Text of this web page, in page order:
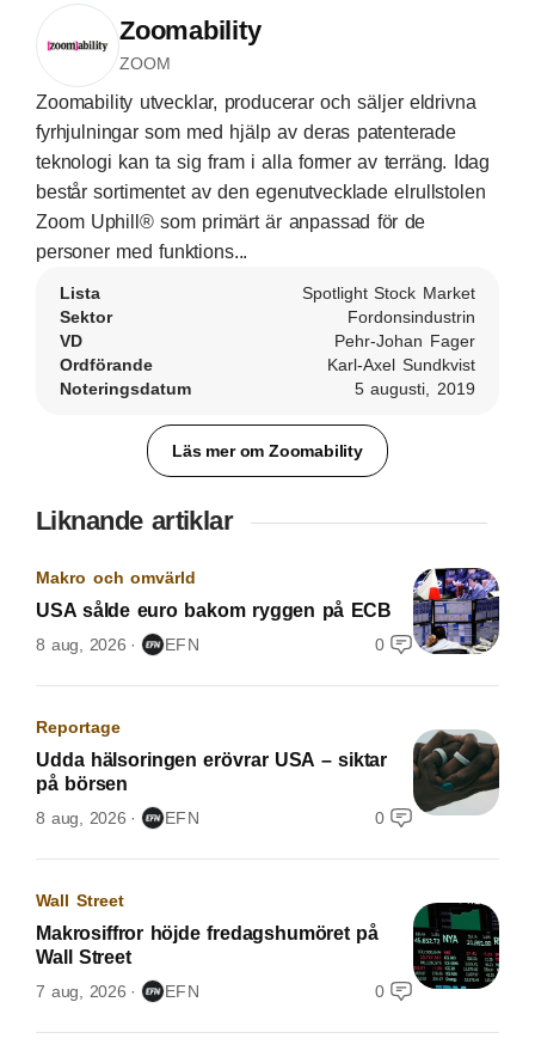
Zoomability
ZOOM
Zoomability utvecklar, producerar och säljer eldrivna
fyrhjulningar som med hjälp av deras patenterade
teknologi kan ta sig fram i alla former av terräng. Idag
består sortimentet av den egenutvecklade elrullstolen
Zoom Uphill® som primärt är anpassad för de
personer med funktions...
Lista
Spotlight Stock Market
Sektor
Fordonsindustrin
VD
Pehr-Johan Fager
Ordförande
Karl-Axel Sundkvist
Noteringsdatum
5 augusti, 2019
Läs mer om Zoomability
Liknande artiklar
Makro och omvärld
USA sålde euro bakom ryggen på ECB
8 aug, 2026 EFN 0
Reportage
Udda hälsoringen erövrar USA – siktar
på börsen
8 aug, 2026 EFN 0
Wall Street
Makrosiffror höjde fredagshumöret på
Wall Street
7 aug, 2026 EFN 0